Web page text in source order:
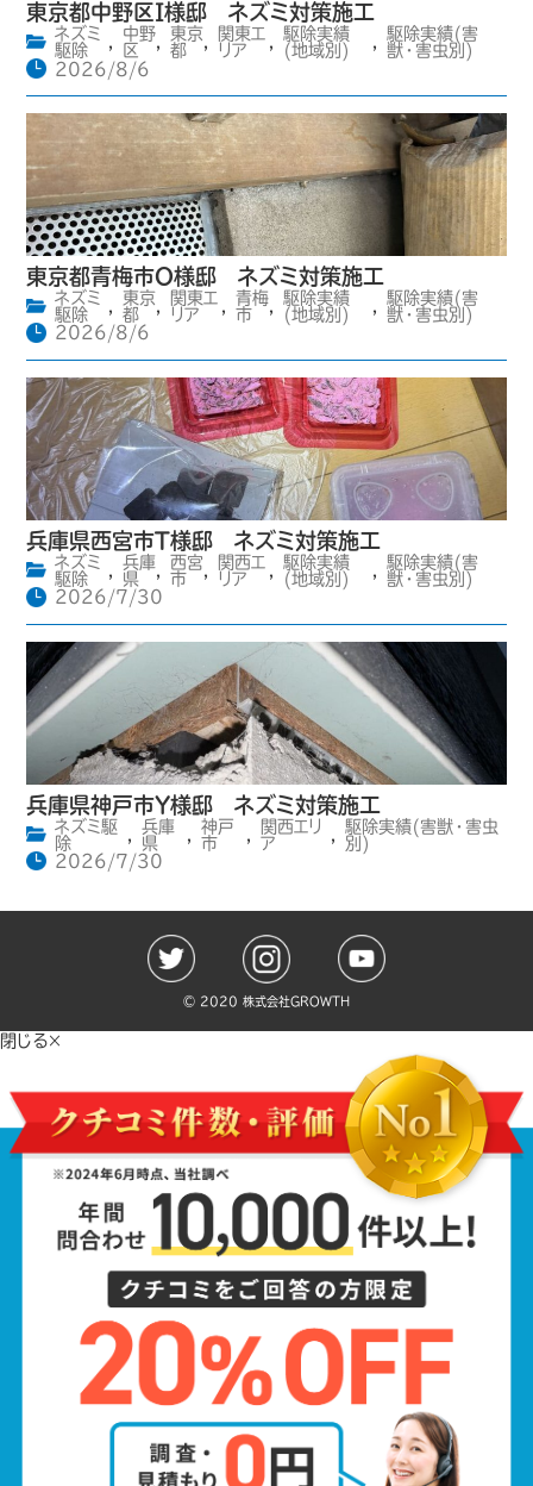
東京都中野区I様邸 ネズミ対策施工
ネズミ
駆除
,
中野
区
,
東京
都
,
関東エ
リア
,
駆除実績
(地域別)
,
駆除実績(害
獣・害虫別)
2026/8/6
東京都青梅市O様邸 ネズミ対策施工
ネズミ
駆除
,
東京
都
,
関東エ
リア
,
青梅
市
,
駆除実績
(地域別)
,
駆除実績(害
獣・害虫別)
2026/8/6
兵庫県西宮市T様邸 ネズミ対策施工
ネズミ
駆除
兵庫
県
,
西宮
市
関西エ
リア
駆除実績
(地域別)
駆除実績(害
獣・害虫別)
2026/7/30
兵庫県神戸市Y様邸 ネズミ対策施工
ネズミ駆
除
兵庫
県
神戸
市
関西エリ
ア
駆除実績(害獣・害虫
別)
2026/7/30
©️ 2020 株式会社GROWTH
閉じる×